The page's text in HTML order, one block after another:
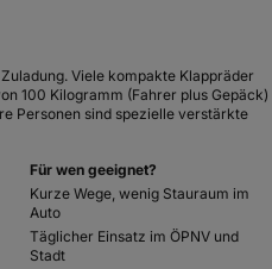
Viele kompakte Klappräder
100 Kilogramm (Fahrer plus Gepäck)
Personen sind spezielle verstärkte
Für wen geeignet?
Kurze Wege, wenig Stauraum im
Auto
Täglicher Einsatz im ÖPNV und
Stadt